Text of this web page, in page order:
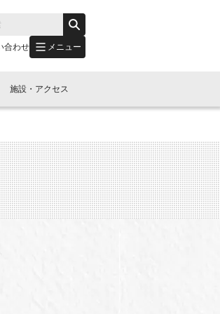
合わせ メニュー
？
施設・アクセス